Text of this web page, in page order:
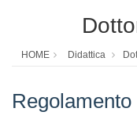
HOME Didattica